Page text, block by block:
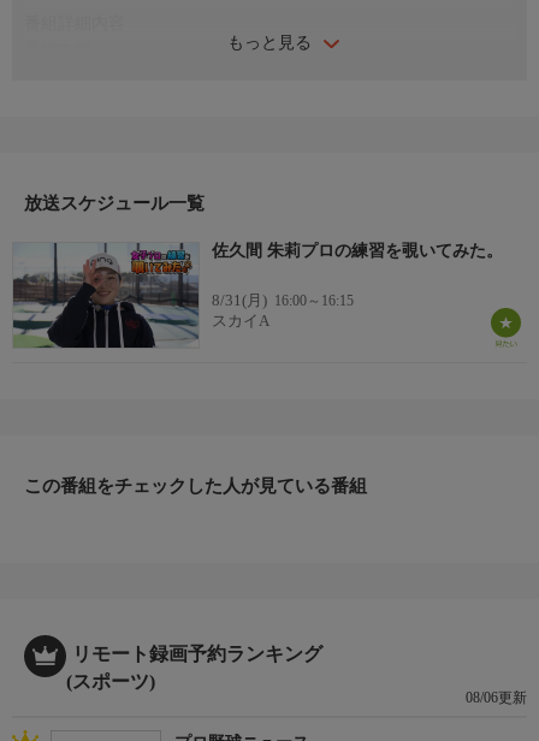
もっと見る
覗いてみた！
放送スケジュール一覧
佐久間 朱莉プロの練習を覗いてみた。
8/31(月) 16:00～16:15
スカイA
この番組をチェックした人が見ている番組
リモート録画予約ランキング
(スポーツ)
08/06更新